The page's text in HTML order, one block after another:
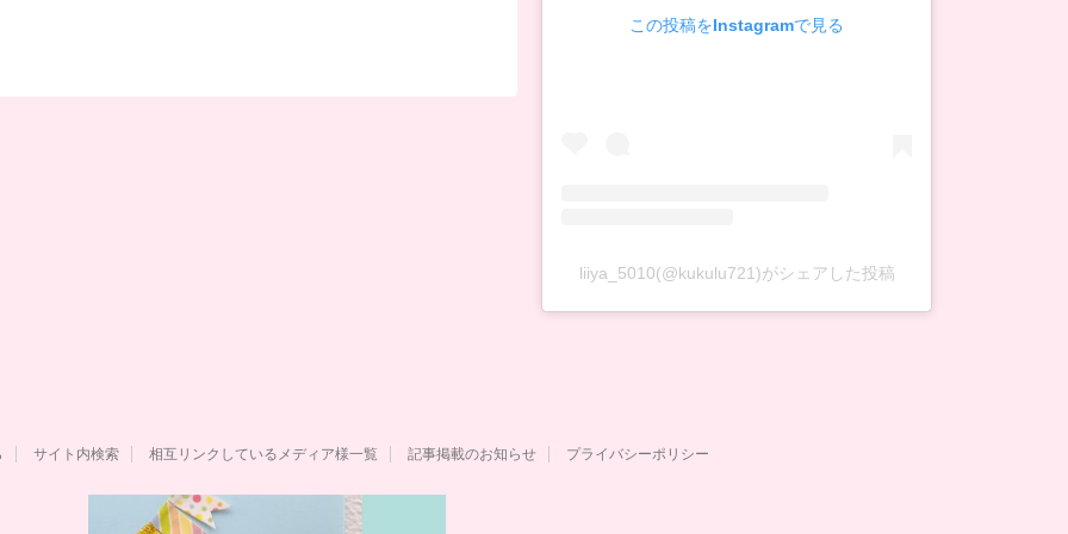
この投稿をInstagramで見る
liiya_5010(@kukulu721)がシェアした投稿
サイト内検索 相互リンクしているメディア様一覧 記事掲載のお知らせ プライバシーポリシー